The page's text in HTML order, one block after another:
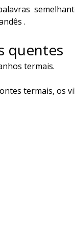
.
quentes
termais.
termais, os